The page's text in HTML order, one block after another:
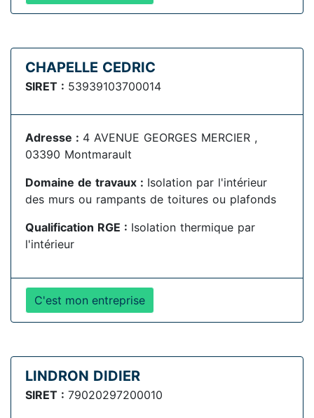
CHAPELLE CEDRIC
SIRET : 53939103700014
Adresse : 4 AVENUE GEORGES MERCIER ,
03390 Montmarault
Domaine de travaux : Isolation par l'intérieur
des murs ou rampants de toitures ou plafonds
Qualification RGE : Isolation thermique par
l'intérieur
C'est mon entreprise
LINDRON DIDIER
SIRET : 79020297200010